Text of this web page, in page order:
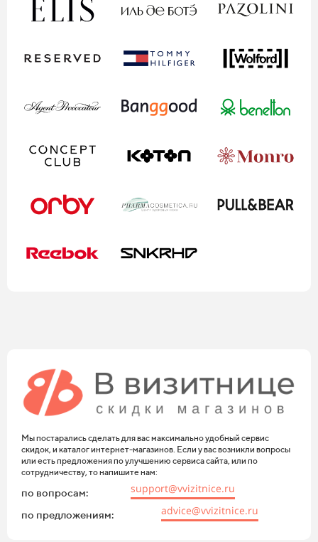
Мы постарались сделать для вас максимально удобный сервис
скидок, и каталог интернет-магазинов. Если у вас возникли вопросы
или есть предложения по улучшению сервиса сайта, или по
сотрудничеству, то напишите нам:
по вопросам: support@vvizitnice.ru
по предложениям: advice@vvizitnice.ru